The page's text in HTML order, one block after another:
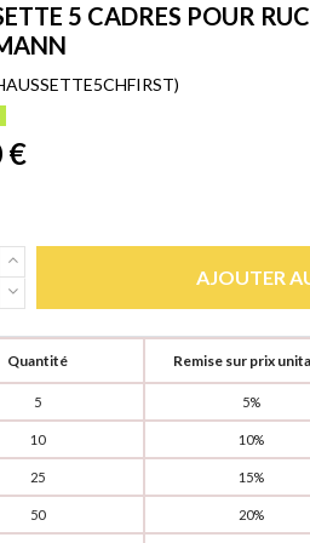
5 CADRES POUR
€
AJOUTER
Quantité Remise sur prix
5 5%
10 10%
25 15%
50 20%